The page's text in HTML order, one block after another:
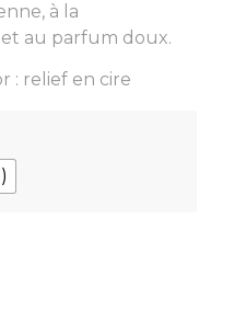
à la
au parfum doux.
: relief en cire